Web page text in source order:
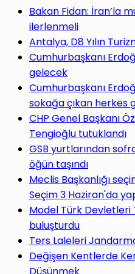
yap
...
Bakan Fidan: İran’la
ilerlenmeli
Antalya, D8 Yılın
Cumhurbaşkanı
gelecek
Cumhurbaşkanı
sokağa çıkan herkes
CHP Genel Başkanı
Tengioğlu tutuklandı
GSB yurtlarından
öğün taşındı
Meclis Başkanlığı
Seçim 3 Haziran'da
Model Türk Devletleri
buluşturdu
Ters Laleleri
Değişen Kentlerde